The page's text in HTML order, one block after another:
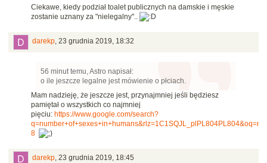
Ciekawe, kiedy podział toalet publicznych na damskie i męskie
zostanie uznany za "nielegalny"..
darekp, 23 grudnia 2019, 18:32
56 minut temu, Astro napisał:
o ile jeszcze legalne jest mówienie o płciach.
Mam nadzieję, że jeszcze jest, przynajmniej jeśli będziesz
pamiętał o wszystkich co najmniej
pięciu: https://www.google.com/search?
8
darekp, 23 grudnia 2019, 18:45